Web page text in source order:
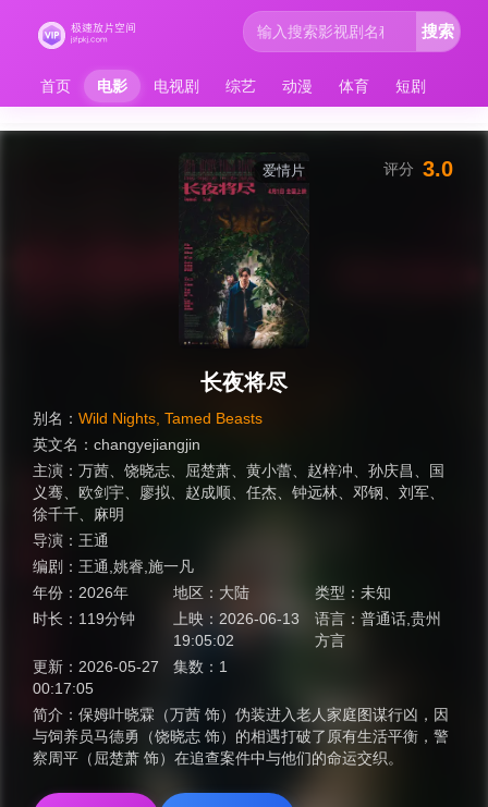
首页 电影 电视剧 综艺 动漫 体育 短剧
搜索
爱情片
长夜将尽
别名： Wild Nights, Tamed Beasts
英文名： changyejiangjin
主演： 万茜 饶晓志 屈楚萧 黄小蕾 赵梓冲 孙庆昌
国
义骞
欧剑宇 廖拟 赵成顺 任杰 钟远林 邓钢 刘军
徐千千
麻明
导演： 王通
编剧： 王通,姚睿,施一凡
年份： 2026年 地区： 大陆 类型： 未知
时长： 119分钟 上映： 2026-06-13
19:05:02
语言： 普通话,贵州
方言
更新： 2026-05-27
00:17:05
集数： 1
简介： 保姆叶晓霖（万茜 饰）伪装进入老人家庭图谋行凶，因
与饲养员马德勇（饶晓志 饰）的相遇打破了原有生活平衡，警
察周平（屈楚萧 饰）在追查案件中与他们的命运交织。
评分 3.0